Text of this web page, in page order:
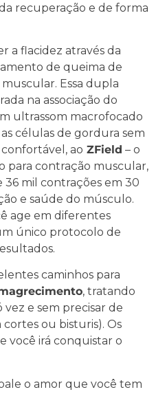
recuperação e de forma
a flacidez através da
de queima de
Essa dupla
na associação do
ultrassom macrofocado
células de gordura sem
ao ZField – o
para contração muscular,
mil contrações em 30
e saúde do músculo.
age em diferentes
único protocolo de
caminhos para
, tratando
vez e sem precisar de
ou bisturis). Os
você irá conquistar o
o amor que você tem